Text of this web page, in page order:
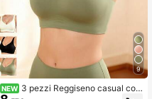
9
NEW 3 pezzi Reggiseno casual com